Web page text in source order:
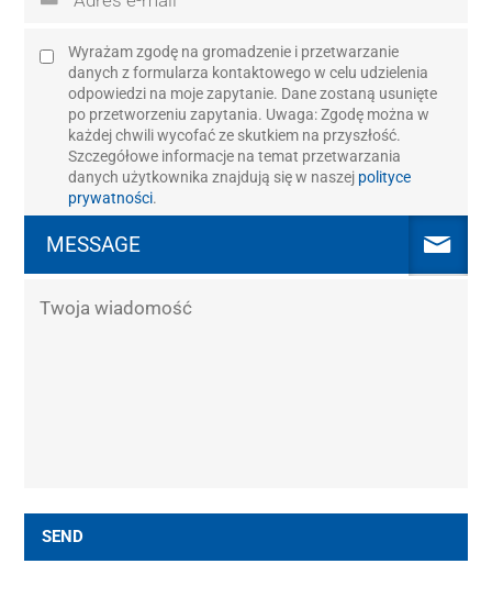
Wyrażam zgodę na gromadzenie i przetwarzanie
danych z formularza kontaktowego w celu udzielenia
odpowiedzi na moje zapytanie. Dane zostaną usunięte
po przetworzeniu zapytania. Uwaga: Zgodę można w
każdej chwili wycofać ze skutkiem na przyszłość.
Szczegółowe informacje na temat przetwarzania
danych użytkownika znajdują się w naszej polityce
prywatności.
MESSAGE
SEND